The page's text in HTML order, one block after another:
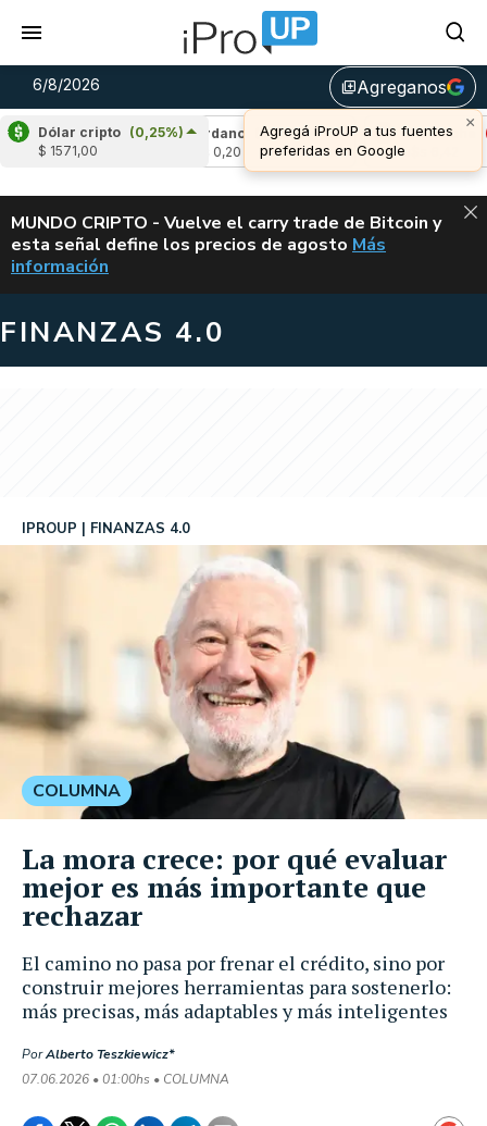
6/8/2026 library_addAgreganos
×
Agregá iProUP a tus fuentes
preferidas en Google
Dólar cripto (0,25%)
$ 1571,00
Cardano (3,83%)
Avalanche
(-
u$s 6,42
ALERTA
MUNDO CRIPTO - Vuelve el carry trade de Bitcoin y
esta señal define los precios de agosto VUELVE EL
Más
información
FINANZAS 4.0
El camino no pasa por frenar el crédito, sino por
construir mejores herramientas para sostenerlo:
más precisas, más adaptables y más inteligentes
IPROUP FINANZAS 4.0
PorAlberto Teszkiewicz*
07.06.2026 • 01:00hs • COLUMNA
COLUMNA
La mora crece: por qué evaluar
mejor es más importante que
rechazar